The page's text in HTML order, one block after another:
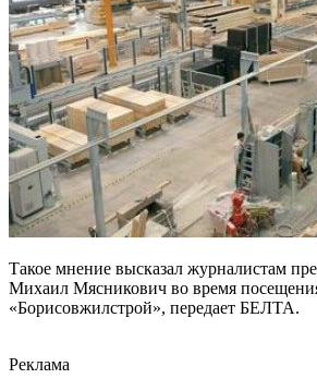
Такое мнение высказал журналистам
Михаил Мясникович во время
«Борисовжилстрой», передает БЕЛТА.
Реклама